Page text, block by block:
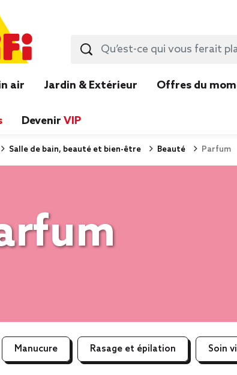
air Jardin & Extérieur Offres du
Devenir VIP
Salle de bain, beauté et bien-être Beauté Parfum
Manucure Rasage et épilation Soin